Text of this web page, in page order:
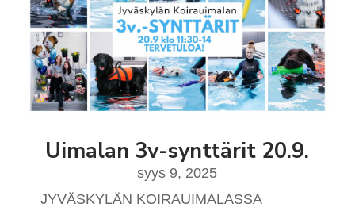
Uimalan 3v-synttärit 20.9.
syys 9, 2025
JYVÄSKYLÄN KOIRAUIMALASSA